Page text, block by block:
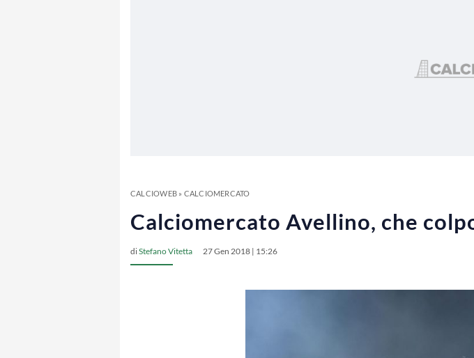
CALCIOWEB» CALCIOMERCATO
Calciomercato Avellino, che
diStefano Vitetta 27 Gen 2018 | 15:26